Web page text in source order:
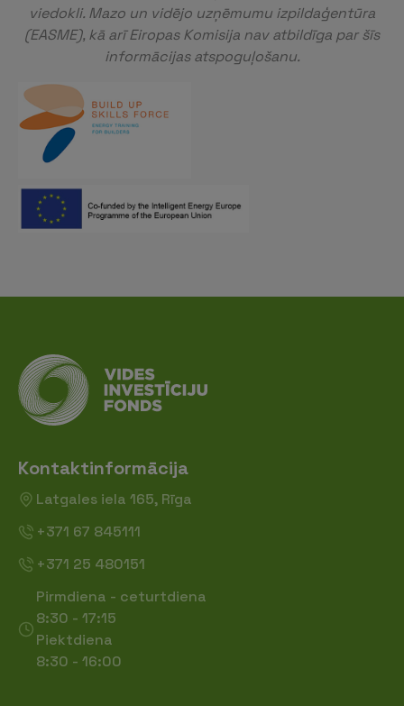
viedokli. Mazo un vidējo uzņēmumu izpildaģentūra
(EASME), kā arī Eiropas Komisija nav atbildīga par šīs
informācijas atspoguļošanu.
Kontaktinformācija
Latgales iela 165, Rīga
+371 67 845111
+371 25 480151
Pirmdiena - ceturtdiena
8:30 - 17:15
Piektdiena
8:30 - 16:00